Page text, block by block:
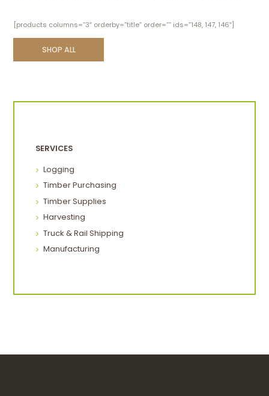
[products columns=”3″ orderby=”title” order=”” ids=”148, 147, 146″]
SHOP ALL
SERVICES
Logging
Timber Purchasing
Timber Supplies
Harvesting
Truck & Rail Shipping
Manufacturing